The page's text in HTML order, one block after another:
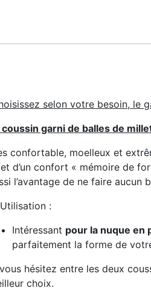
selon votre besoin, le
coussin garni de balles de
confortable, moelleux et
d’un confort « mémoire de
l’avantage de ne faire
Utilisation :
Intéressant pour la nuque en
parfaitement la forme de
hésitez entre les deux
choix.